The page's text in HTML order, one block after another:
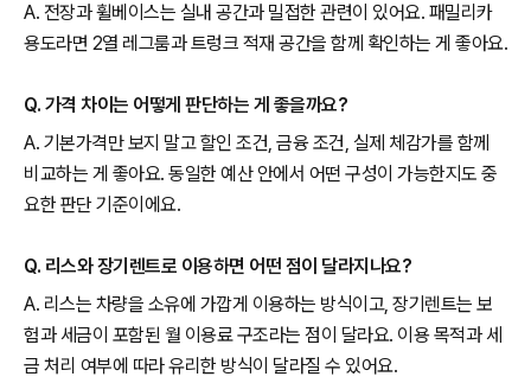
A. 전장과 휠베이스는 실내 공간과 밀접한 관련이 있어요. 패밀리카
용도라면 2열 레그룸과 트렁크 적재 공간을 함께 확인하는 게 좋아요.
Q. 가격 차이는 어떻게 판단하는 게 좋을까요?
A. 기본가격만 보지 말고 할인 조건, 금융 조건, 실제 체감가를 함께
비교하는 게 좋아요. 동일한 예산 안에서 어떤 구성이 가능한지도 중
요한 판단 기준이에요.
Q. 리스와 장기렌트로 이용하면 어떤 점이 달라지나요?
A. 리스는 차량을 소유에 가깝게 이용하는 방식이고, 장기렌트는 보
험과 세금이 포함된 월 이용료 구조라는 점이 달라요. 이용 목적과 세
금 처리 여부에 따라 유리한 방식이 달라질 수 있어요.